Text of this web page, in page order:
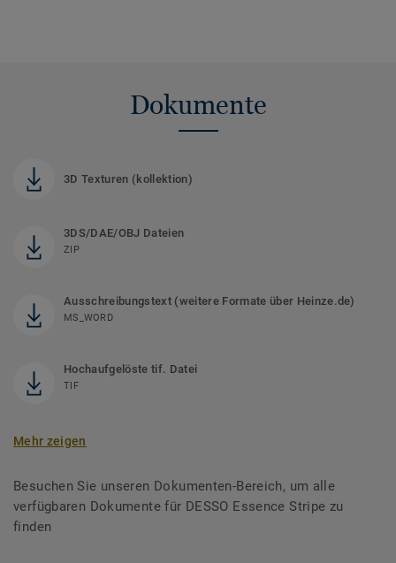
Dokumente
3D Texturen (kollektion)
3DS/DAE/OBJ Dateien
ZIP
Ausschreibungstext (weitere Formate über Heinze.de)
MS_WORD
Hochaufgelöste tif. Datei
TIF
Mehr zeigen
Besuchen Sie unseren Dokumenten-Bereich, um alle
verfügbaren Dokumente für DESSO Essence Stripe zu
finden